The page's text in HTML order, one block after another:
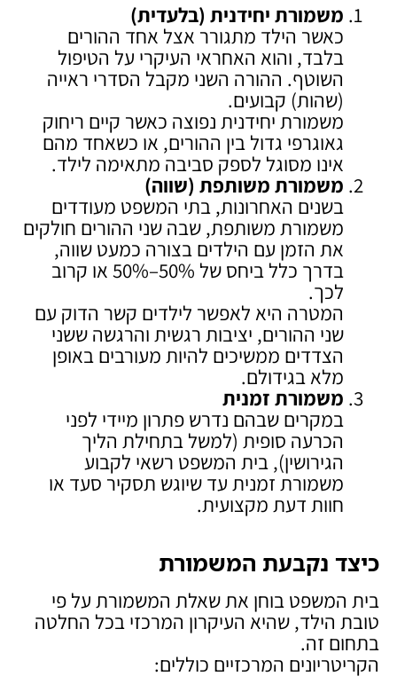
משמורת יחידנית (בלעדית)
כאשר הילד מתגורר אצל אחד ההורים
בלבד, והוא האחראי העיקרי על הטיפול
השוטף. ההורה השני מקבל הסדרי ראייה
(שהות) קבועים.
משמורת יחידנית נפוצה כאשר קיים ריחוק
גאוגרפי גדול בין ההורים, או כשאחד מהם
אינו מסוגל לספק סביבה מתאימה לילד.
משמורת משותפת (שווה)
בשנים האחרונות, בתי המשפט מעודדים
משמורת משותפת, שבה שני ההורים חולקים
את הזמן עם הילדים בצורה כמעט שווה,
בדרך כלל ביחס של 50%–50% או קרוב
לכך.
המטרה היא לאפשר לילדים קשר הדוק עם
שני ההורים, יציבות רגשית והרגשה ששני
הצדדים ממשיכים להיות מעורבים באופן
מלא בגידולם.
משמורת זמנית
במקרים שבהם נדרש פתרון מיידי לפני
הכרעה סופית (למשל בתחילת הליך
הגירושין), בית המשפט רשאי לקבוע
משמורת זמנית עד שיוגש תסקיר סעד או
חוות דעת מקצועית.
כיצד נקבעת המשמורת
בית המשפט בוחן את שאלת המשמורת על פי
טובת הילד, שהיא העיקרון המרכזי בכל החלטה
בתחום זה.
הקריטריונים המרכזיים כוללים: